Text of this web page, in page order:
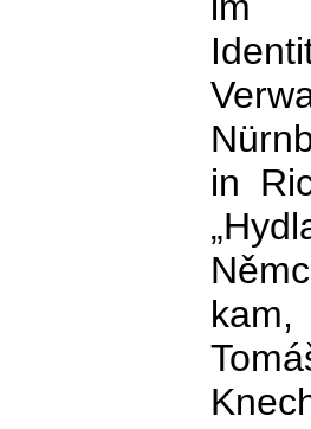
in